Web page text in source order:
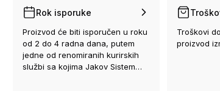
Rok isporuke
Proizvod će biti isporučen u roku
od 2 do 4 radna dana, putem
jedne od renomiranih kurirskih
službi sa kojima Jakov Sistem
Troškovi
proizvod